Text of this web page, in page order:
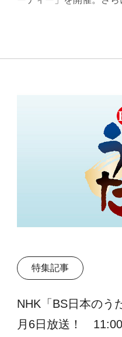
特集記事
NHK「BS日本のう
月6日放送！